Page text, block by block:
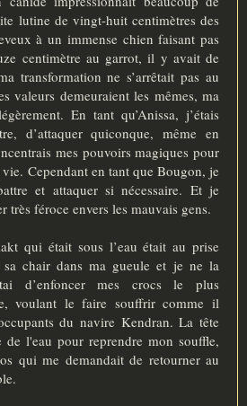
lutine de vingt-huit centimètres des
à un immense chien faisant pas
centimètre au garrot, il y avait de
transformation ne s’arrêtait pas au
valeurs demeuraient les mêmes, ma
En tant qu’Anissa, j’étais
d’attaquer quiconque, même en
mes pouvoirs magiques pour
Cependant en tant que Bougon, je
et attaquer si nécessaire. Et je
très féroce envers les mauvais gens.
qui était sous l’eau était au prise
sa chair dans ma gueule et je ne la
d’enfoncer mes crocs le plus
voulant le faire souffrir comme il
du navire Kendran. La tête
de l'eau pour reprendre mon souffle,
qui me demandait de retourner au